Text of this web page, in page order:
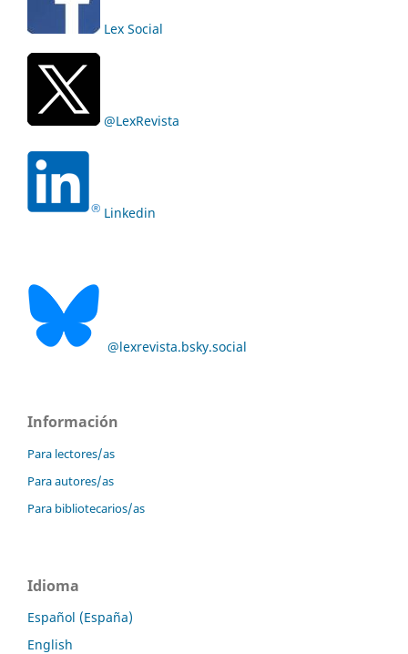
Lex Social
@LexRevista
Linkedin
@lexrevista.bsky.social
Información
Para lectores/as
Para autores/as
Para bibliotecarios/as
Idioma
Español (España)
English